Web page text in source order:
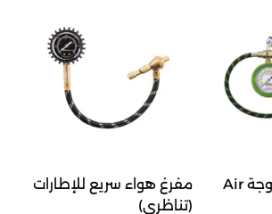
مضخة هواء مزدوجة Air
مفرغ هواء سريع للإطارات
(تناظري)